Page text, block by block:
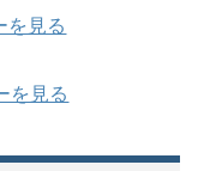
を見る
を見る